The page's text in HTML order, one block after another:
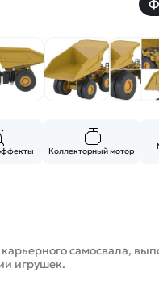
Смотреть
Коллекторный мотор
самосвала,
игрушек.